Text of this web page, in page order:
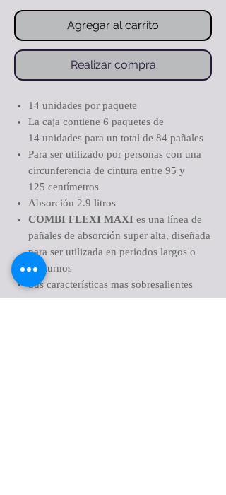
Agregar al carrito
Realizar compra
14 unidades por paquete
La caja contiene 6 paquetes de
14 unidades para un total de 84 pañales
Para ser utilizado por personas con una
circunferencia de cintura entre 95 y
125 centímetros
Absorción 2.9 litros
COMBI FLEXI MAXI es una línea de
pañales de absorción super alta, diseñada
para ser utilizada en periodos largos o
nocturnos
Sus características mas sobresalientes
son: